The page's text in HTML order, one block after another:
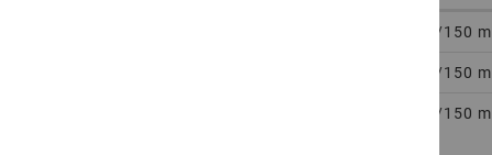
60/150
60/150
60/150